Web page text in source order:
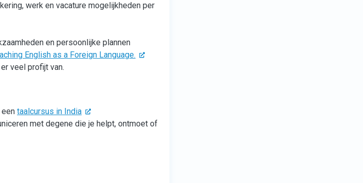
werk en vacature mogelijkheden per
en persoonlijke plannen
English as a Foreign Language.
veel profijt van.
taalcursus in India
met degene die je helpt, ontmoet of